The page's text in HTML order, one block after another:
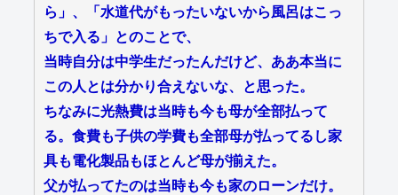
ら」、「水道代がもったいないから風呂はこっ
ちで入る」とのことで、
当時自分は中学生だったんだけど、ああ本当に
この人とは分かり合えないな、と思った。
ちなみに光熱費は当時も今も母が全部払って
る。食費も子供の学費も全部母が払ってるし家
具も電化製品もほとんど母が揃えた。
父が払ってたのは当時も今も家のローンだけ。